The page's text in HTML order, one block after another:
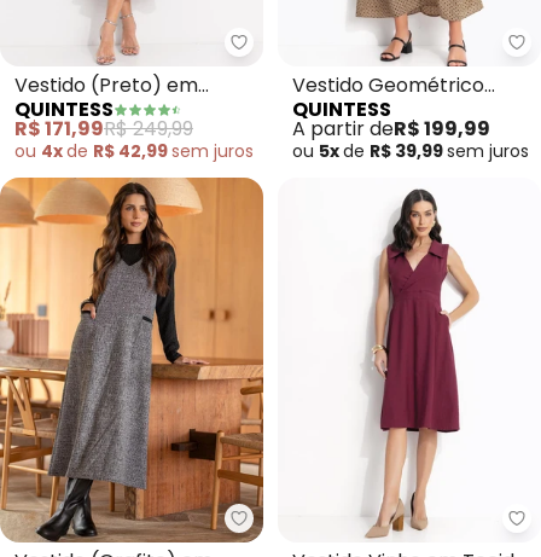
Quintess - Vestido (Preto) em
Vestido (Preto) em
Crepe Plano Acetinado
QUINTESS
R$ 171,99R$ 249,99
ou 4xde R$ 42,99sem juros
Vestido Geométrico
Bege em Crepe Plano
QUINTESS
A partir deR$ 199,99
ou 5xde R$ 39,99sem juros
Quintess - Vestido (Grafite)